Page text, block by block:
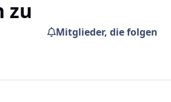
zu
Mitglieder, die folgen